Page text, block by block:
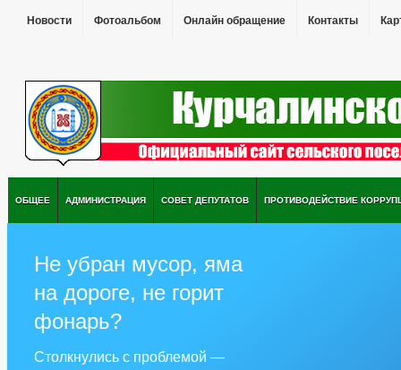
Новости Фотоальбом Онлайн обращение Контакты
ОБЩЕЕ АДМИНИСТРАЦИЯ СОВЕТ ДЕПУТАТОВ ПРОТИВОДЕЙСТВИЕ
Не убран мусор, яма
на дороге, не горит
фонарь?
Столкнулись с проблемой —